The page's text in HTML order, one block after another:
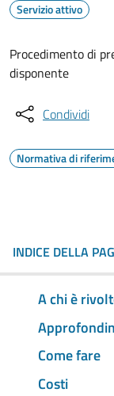
Servizio attivo
Procedimento di
disponente
Condividi
Normativa di
INDICE DELLA
A chi è
Come fare
Costi